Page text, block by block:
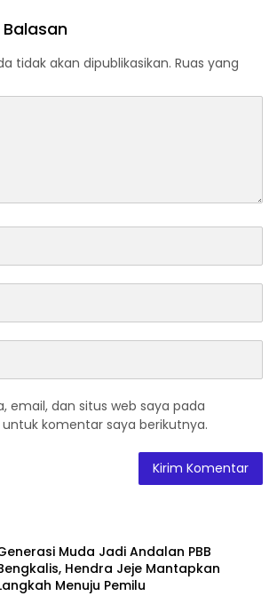
tidak akan dipublikasikan. Ruas yang
email, dan situs web saya pada
komentar saya berikutnya.
Muda Jadi Andalan PBB
Hendra Jeje Mantapkan
Menuju Pemilu